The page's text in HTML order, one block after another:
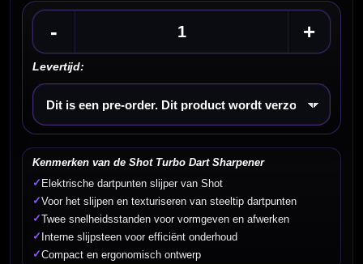
- +
Levertijd:
Kies een optie
Kenmerken van de Shot Turbo Dart Sharpener
✓ Elektrische dartpunten slijper van Shot
✓Voor het slijpen en texturiseren van steeltip dartpunten
✓ Twee snelheidsstanden voor vormgeven en afwerken
✓ Interne slijpsteen voor efficiënt onderhoud
✓Compact en ergonomisch ontwerp